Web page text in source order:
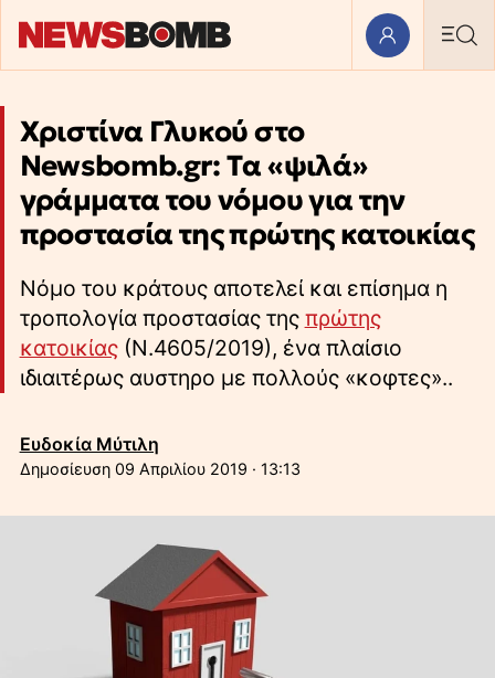
Χριστίνα Γλυκού στο
Newsbomb.gr: Tα «ψιλά»
γράμματα του νόμου για την
προστασία της πρώτης κατοικίας
Νόμο του κράτους αποτελεί και επίσημα η
τροπολογία προστασίας της πρώτης
κατοικίας(Ν.4605/2019), ένα πλαίσιο
ιδιαιτέρως αυστηρο με πολλούς «κοφτες»..
Ευδοκία Μύτιλη
09 Απριλίου 2019 · 13:13